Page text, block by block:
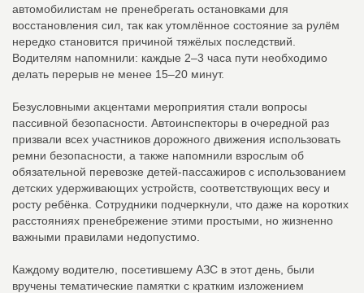
автомобилистам не пренебрегать остановками для
восстановления сил, так как утомлённое состояние за рулём
нередко становится причиной тяжёлых последствий.
Водителям напомнили: каждые 2–3 часа пути необходимо
делать перерыв не менее 15–20 минут.
Безусловными акцентами мероприятия стали вопросы
пассивной безопасности. Автоинспекторы в очередной раз
призвали всех участников дорожного движения использовать
ремни безопасности, а также напомнили взрослым об
обязательной перевозке детей-пассажиров с использованием
детских удерживающих устройств, соответствующих весу и
росту ребёнка. Сотрудники подчеркнули, что даже на коротких
расстояниях пренебрежение этими простыми, но жизненно
важными правилами недопустимо.
Каждому водителю, посетившему АЗС в этот день, были
вручены тематические памятки с кратким изложением